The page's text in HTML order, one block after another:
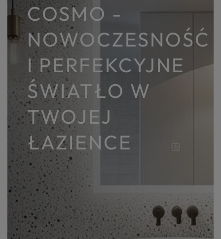
COSMO -
NOWOCZESNOŚĆ
I PERFEKCYJNE
ŚWIATŁO W
TWOJEJ
ŁAZIENCE